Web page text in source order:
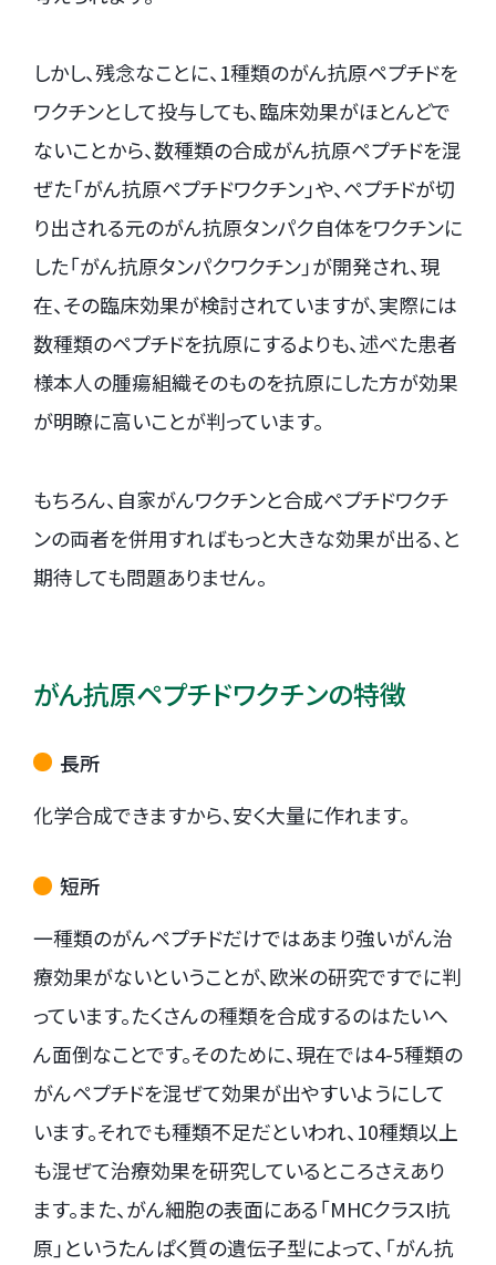
しかし、残念なことに、1種類のがん抗原ペプチドを
ワクチンとして投与しても、臨床効果がほとんどで
ないことから、数種類の合成がん抗原ペプチドを混
ぜた「がん抗原ペプチドワクチン」や、ペプチドが切
り出される元のがん抗原タンパク自体をワクチンに
した「がん抗原タンパクワクチン」が開発され、現
在、その臨床効果が検討されていますが、実際には
数種類のペプチドを抗原にするよりも、述べた患者
様本人の腫瘍組織そのものを抗原にした方が効果
が明瞭に高いことが判っています。
もちろん、自家がんワクチンと合成ペプチドワクチ
ンの両者を併用すればもっと大きな効果が出る、と
期待しても問題ありません。
がん抗原ペプチドワクチンの特徴
長所
化学合成できますから、安く大量に作れます。
短所
一種類のがんペプチドだけではあまり強いがん治
療効果がないということが、欧米の研究ですでに判
っています。たくさんの種類を合成するのはたいへ
ん面倒なことです。そのために、現在では4-5種類の
がんペプチドを混ぜて効果が出やすいようにして
います。それでも種類不足だといわれ、10種類以上
も混ぜて治療効果を研究しているところさえあり
ます。また、がん細胞の表面にある「MHCクラスI抗
原」というたんぱく質の遺伝子型によって、「がん抗